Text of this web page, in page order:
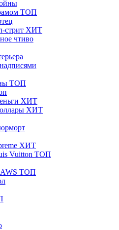
ТОП
стрит ХИТ
чтиво
ТОП
ХИТ
ХИТ
ХИТ
Vuitton ТОП
ТОП